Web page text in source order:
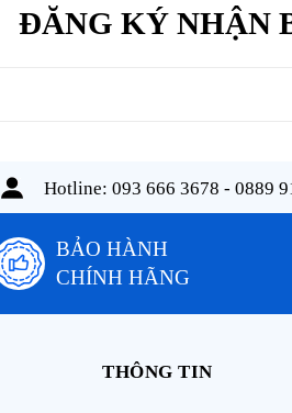
ĐĂNG KÝ NHẬN
Hotline: 093 666 3678 - 0889
BẢO HÀNH
CHÍNH HÃNG
THÔNG TIN